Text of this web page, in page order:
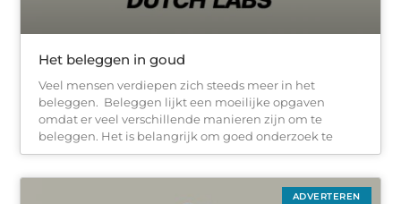
Het beleggen in goud
Veel mensen verdiepen zich steeds meer in het
beleggen. Beleggen lijkt een moeilijke opgaven
omdat er veel verschillende manieren zijn om te
beleggen. Het is belangrijk om goed onderzoek te
ADVERTEREN